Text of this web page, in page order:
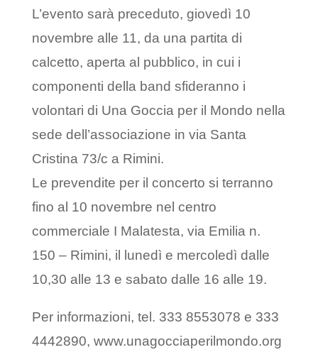
L’evento sarà preceduto, giovedì 10
novembre alle 11, da una partita di
calcetto, aperta al pubblico, in cui i
componenti della band sfideranno i
volontari di Una Goccia per il Mondo nella
sede dell’associazione in via Santa
Cristina 73/c a Rimini.
Le prevendite per il concerto si terranno
fino al 10 novembre nel centro
commerciale I Malatesta, via Emilia n.
150 – Rimini, il lunedì e mercoledì dalle
10,30 alle 13 e sabato dalle 16 alle 19.
Per informazioni, tel. 333 8553078 e 333
4442890, www.unagocciaperilmondo.org